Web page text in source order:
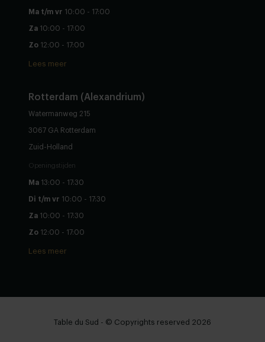
Ma t/m vr 10:00 - 17:00
Za 10:00 - 17:00
Zo 12:00 - 17:00
Lees meer
Rotterdam (Alexandrium)
Watermanweg 215
3067 GA Rotterdam
Zuid-Holland
Openingstijden
Ma 13:00 - 17:30
Di t/m vr 10:00 - 17:30
Za 10:00 - 17:30
Zo 12:00 - 17:00
Lees meer
Table du Sud - © Copyrights reserved 2026